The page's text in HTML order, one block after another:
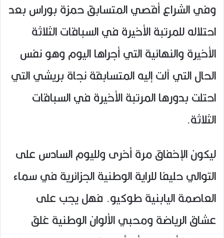
وفي الشراع أقصي المتسابق حمزة بوراس بعد
احتلاله للمرتبة الأخيرة في السباقات الثلاثة
الأخيرة والنهائية التي أجراها اليوم وهو نفس
الحال التي آلت إليه المتسابقة نجاة بريشي التي
احتلت بدورها المرتبة الأخيرة في السباقات
الثلاثة.
ليكون الإخفاق مرة أخرى ولليوم السادس على
التوالي حليفا للراية الوطنية الجزائرية في سماء
العاصمة اليابنية طوكيو. فهل يجب على
عشاق الرياضة ومحبي الألوان الوطنية غلق